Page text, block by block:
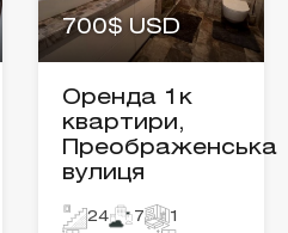
700$ USD
Оренда 1к
квартири,
Преображенська
вулиця
24 7
1